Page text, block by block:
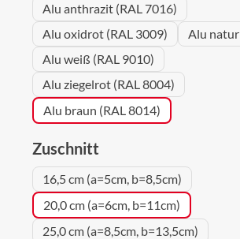
Alu anthrazit (RAL 7016)
Alu oxidrot (RAL 3009)
Alu natur
Alu weiß (RAL 9010)
Alu ziegelrot (RAL 8004)
Alu braun (RAL 8014)
Zuschnitt
16,5 cm (a=5cm, b=8,5cm)
20,0 cm (a=6cm, b=11cm)
25,0 cm (a=8,5cm, b=13,5cm)